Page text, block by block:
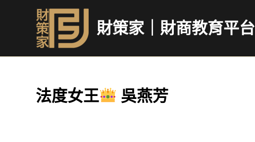
內
財策家｜財商教育平台
法度女王 吳燕芳